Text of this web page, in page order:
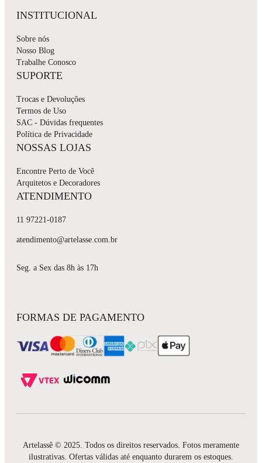
INSTITUCIONAL
Sobre nós
Nosso Blog
Trabalhe Conosco
SUPORTE
Trocas e Devoluções
Termos de Uso
SAC - Dúvidas frequentes
Política de Privacidade
NOSSAS LOJAS
Encontre Perto de Você
Arquitetos e Decoradores
ATENDIMENTO
11 97221-0187
atendimento@artelasse.com.br
Seg. a Sex das 8h às 17h
FORMAS DE PAGAMENTO
Artelassê © 2025. Todos os direitos reservados. Fotos meramente
ilustrativas. Ofertas válidas até enquanto durarem os estoques.